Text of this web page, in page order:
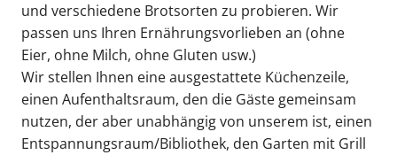
und verschiedene Brotsorten zu probieren. Wir
passen uns Ihren Ernährungsvorlieben an (ohne
Eier, ohne Milch, ohne Gluten usw.)
Wir stellen Ihnen eine ausgestattete Küchenzeile,
einen Aufenthaltsraum, den die Gäste gemeinsam
nutzen, der aber unabhängig von unserem ist, einen
Entspannungsraum/Bibliothek, den Garten mit Grill